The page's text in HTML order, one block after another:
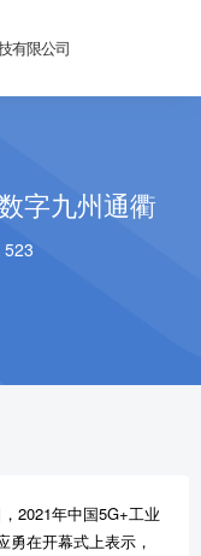
有限公司
字九州通衢
523
2021年中国5G+工业
在开幕式上表示，